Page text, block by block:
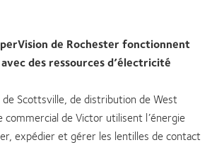
de Rochester fonctionnent
des ressources d’électricité
Scottsville, de distribution de West
de Victor utilisent l’énergie
expédier et gérer les lentilles de contact